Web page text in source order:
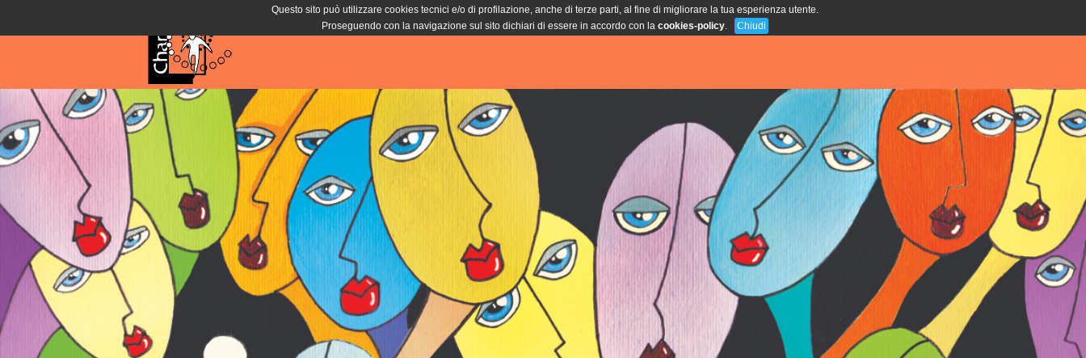
Questo sito può utilizzare cookies tecnici e/o di profilazione, anche di terze parti, al fine di migliorare la tua esperienza utente.
Proseguendo con la navigazione sul sito dichiari di essere in accordo con la cookies-policy. Chiudi